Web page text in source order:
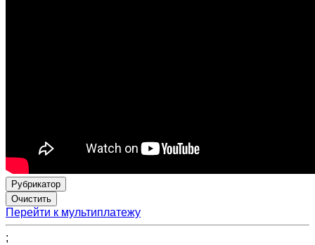
Рубрикатор
Перейти к мультиплатежу
;